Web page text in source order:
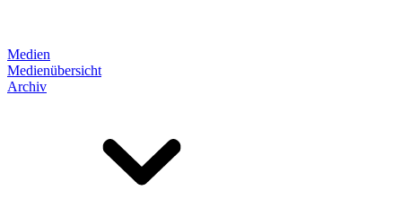
Medien
Medienübersicht
Archiv